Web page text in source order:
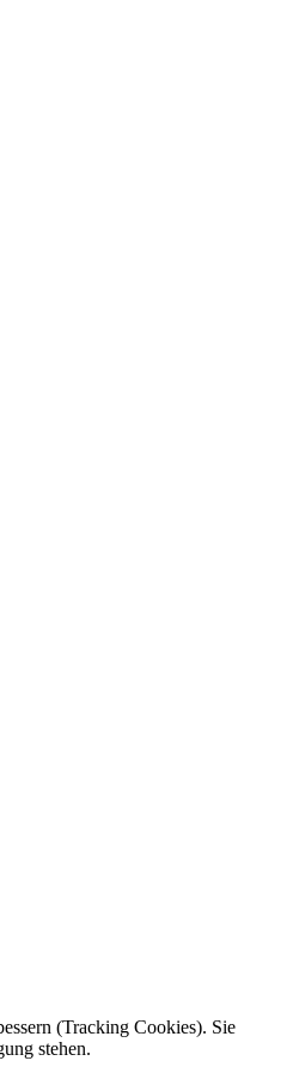
(Tracking Cookies). Sie
stehen.